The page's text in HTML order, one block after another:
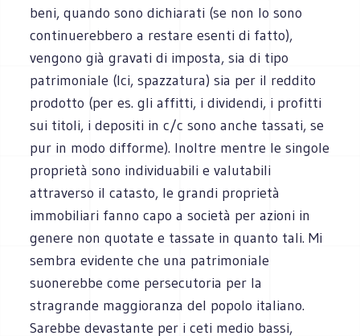
beni, quando sono dichiarati (se non lo sono
continuerebbero a restare esenti di fatto),
vengono già gravati di imposta, sia di tipo
patrimoniale (Ici, spazzatura) sia per il reddito
prodotto (per es. gli affitti, i dividendi, i profitti
sui titoli, i depositi in c/c sono anche tassati, se
pur in modo difforme). Inoltre mentre le singole
proprietà sono individuabili e valutabili
attraverso il catasto, le grandi proprietà
immobiliari fanno capo a società per azioni in
genere non quotate e tassate in quanto tali. Mi
sembra evidente che una patrimoniale
suonerebbe come persecutoria per la
stragrande maggioranza del popolo italiano.
Sarebbe devastante per i ceti medio bassi,